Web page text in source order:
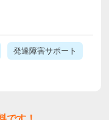
発達障害サポート